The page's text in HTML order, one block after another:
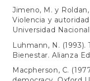
Jimeno, M. y
Violencia y
Universidad
Luhmann, N.
Bienestar. Alianza
Macpherson, C.